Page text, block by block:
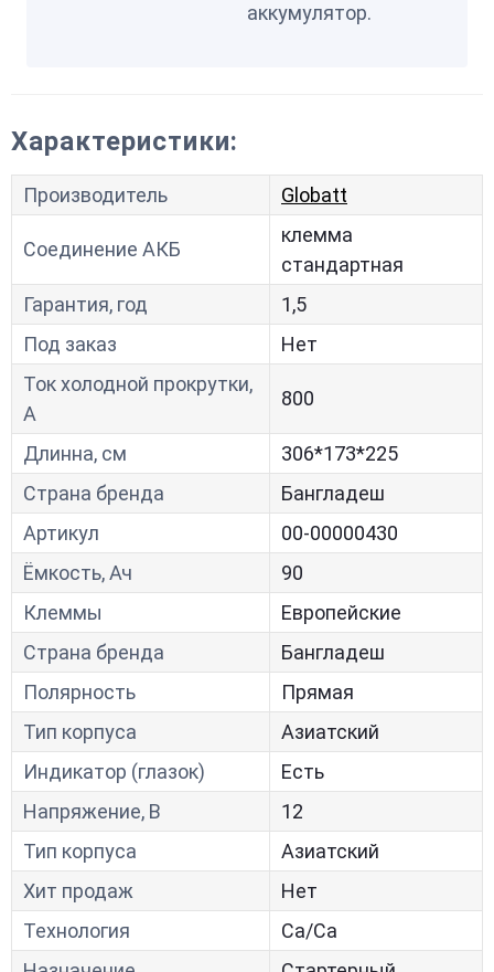
аккумулятор.
Характеристики:
Производитель Globatt
Соединение АКБ
клемма
стандартная
Гарантия, год
1,5
Под заказ
Нет
Ток холодной прокрутки,
A
800
Длинна, см
306*173*225
Страна бренда
Бангладеш
Артикул
00-00000430
Ёмкость, Ач
90
Клеммы
Европейские
Страна бренда
Бангладеш
Полярность
Прямая
Тип корпуса
Азиатский
Индикатор (глазок)
Есть
Напряжение, В
12
Тип корпуса
Азиатский
Хит продаж
Нет
Технология
Са/Са